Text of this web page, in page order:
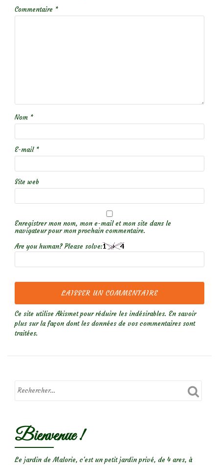
Commentaire *
Nom *
E-mail *
Site web
Enregistrer mon nom, mon e-mail et mon site dans le
navigateur pour mon prochain commentaire.
Are you human? Please solve:
Ce site utilise Akismet pour réduire les indésirables. En savoir
plus sur la façon dont les données de vos commentaires sont
traitées.
Bienvenue !
Le jardin de Malorie, c'est un petit jardin privé, de 4 ares, à